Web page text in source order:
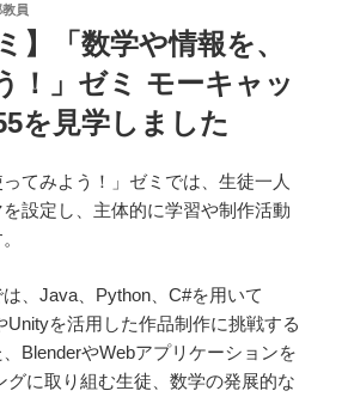
員
】「数学や情報を、
！」ゼミ モーキャッ
を見学しました
ってみよう！」ゼミでは、生徒一人
設定し、主体的に学習や制作活動
、Java、Python、C#を用いて
Unityを活用した作品制作に挑戦する
BlenderやWebアプリケーションを
グに取り組む生徒、数学の発展的な